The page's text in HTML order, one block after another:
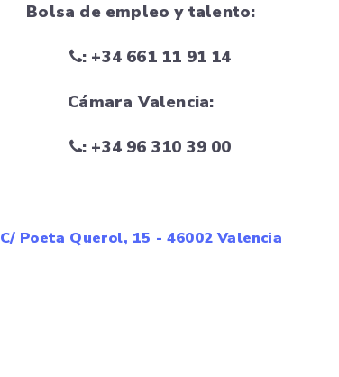
Bolsa de empleo y talento:
: +34 661 11 91 14
Cámara Valencia:
: +34 96 310 39 00
C/ Poeta Querol, 15 - 46002 Valencia